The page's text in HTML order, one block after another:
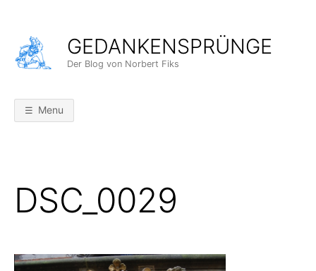
content
GEDANKENSPRÜNGE
Der Blog von Norbert Fiks
Menu
DSC_0029